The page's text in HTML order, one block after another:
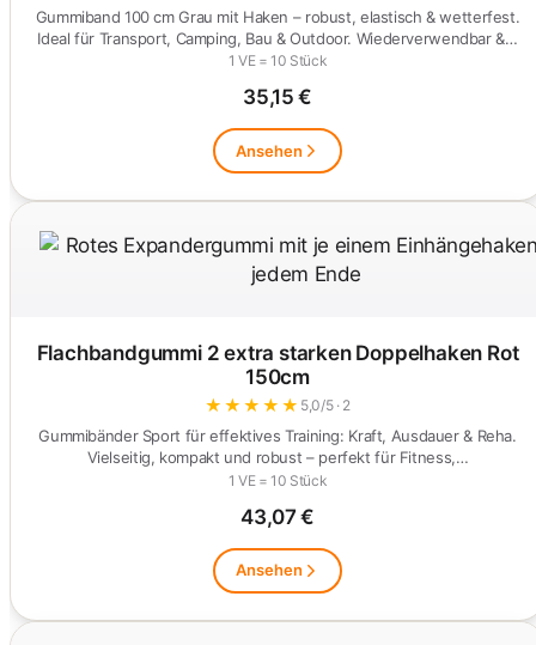
Gummiband 100 cm Grau mit Haken – robust, elastisch & wetterfest.
Ideal für Transport, Camping, Bau & Outdoor. Wiederverwendbar &…
1 VE = 10 Stück
35,15 €
Ansehen
Flachbandgummi 2 extra starken Doppelhaken Rot
150cm
★ ★ ★ ★ ★ 5,0/5 · 2
Gummibänder Sport für effektives Training: Kraft, Ausdauer & Reha.
Vielseitig, kompakt und robust – perfekt für Fitness,…
1 VE = 10 Stück
43,07 €
Ansehen